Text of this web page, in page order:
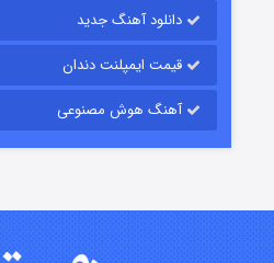
دانلود آهنگ جدید
قیمت ایمپلنت دندان
آهنگ هوش مصنوعی